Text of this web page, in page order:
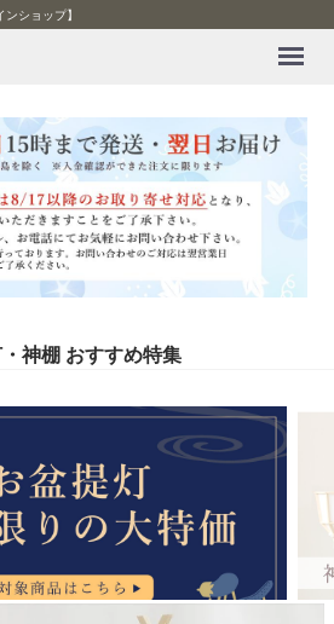
ショップ】
神棚 おすすめ特集